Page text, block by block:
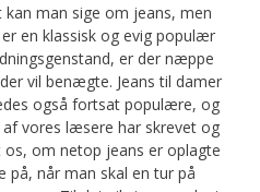
kan man sige om jeans, men
en klassisk og evig populær
er der næppe
vil benægte. Jeans til damer
også fortsat populære, og
af vores læsere har skrevet og
os, om netop jeans er oplagte
på, når man skal en tur på